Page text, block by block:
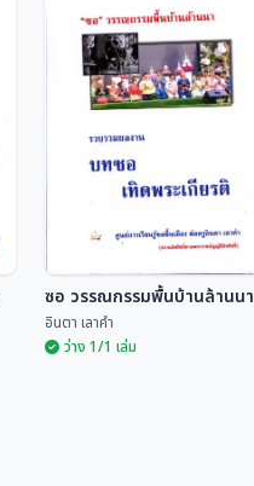
วรรณพิมพ์ล้านนา
วรรณกรรมที่ตีพิมพ์ด้วย
อักษรธรรมล้านนา 60
เล่ม
จีรยุทธ ไชยจารุวณิช
ซอ วรรณกรรมพื้นบ้านล้านนา
อินตา เลาคำ
ว่าง 1/1 เล่ม